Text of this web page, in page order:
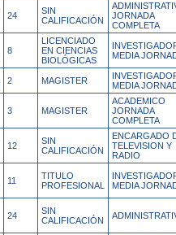
24
SIN
CALIFICACIÓN
JORNADA
COMPLETA
8
LICENCIADO
EN CIENCIAS
BIOLÓGICAS
MEDIA
2 MAGISTER
MEDIA
3 MAGISTER
ACADEMICO
JORNADA
COMPLETA
12
SIN
CALIFICACIÓN
ENCARGADO
TELEVISION Y
RADIO
11
TITULO
PROFESIONAL
MEDIA
24
SIN
CALIFICACIÓN